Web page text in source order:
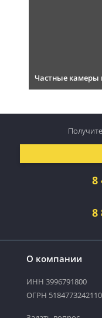
Частные
О компании
ИНН 3996791800
ОГРН 5184773242110
8
8